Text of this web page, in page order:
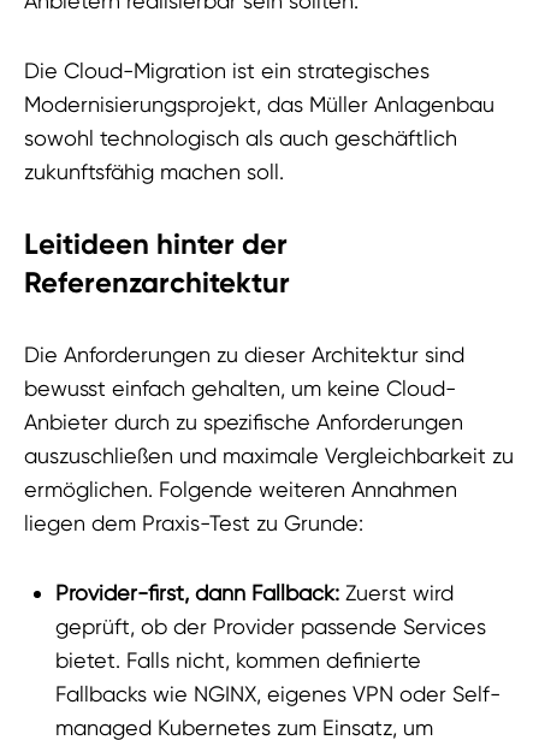
Die Cloud-Migration ist ein strategisches
Modernisierungsprojekt, das Müller Anlagenbau
sowohl technologisch als auch geschäftlich
zukunftsfähig machen soll.
Leitideen hinter der
Referenzarchitektur
Die Anforderungen zu dieser Architektur sind
bewusst einfach gehalten, um keine Cloud-
Anbieter durch zu spezifische Anforderungen
auszuschließen und maximale Vergleichbarkeit zu
ermöglichen. Folgende weiteren Annahmen
liegen dem Praxis-Test zu Grunde:
Provider-first, dann Fallback: Zuerst wird
geprüft, ob der Provider passende Services
bietet. Falls nicht, kommen definierte
Fallbacks wie NGINX, eigenes VPN oder Self-
managed Kubernetes zum Einsatz, um